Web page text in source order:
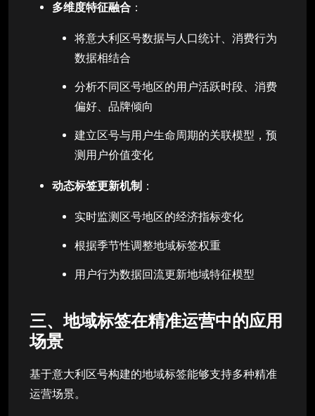
多维度特征融合 ：
将意大利区号数据与人口统计、消费行为
数据相结合
分析不同区号地区的用户活跃时段、消费
偏好、品牌倾向
建立区号与用户生命周期的关联模型，预
测用户价值变化
动态标签更新机制 ：
实时监测区号地区的经济指标变化
根据季节性调整地域标签权重
用户行为数据回流更新地域特征模型
三、地域标签在精准运营中的应用
场景
基于意大利区号构建的地域标签能够支持多种精准
运营场景。